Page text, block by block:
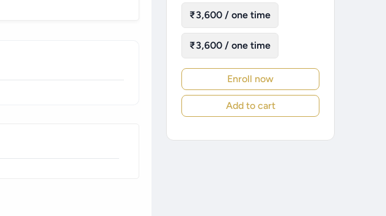
₹3,600 / one time
₹3,600 / one time
Enroll now
Add to cart